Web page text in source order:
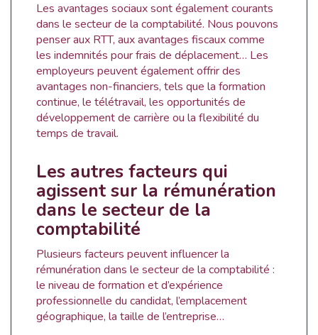
Les avantages sociaux sont également courants
dans le secteur de la comptabilité. Nous pouvons
penser aux RTT, aux avantages fiscaux comme
les indemnités pour frais de déplacement… Les
employeurs peuvent également offrir des
avantages non-financiers, tels que la formation
continue, le télétravail, les opportunités de
développement de carrière ou la flexibilité du
temps de travail.
Les autres facteurs qui
agissent sur la rémunération
dans le secteur de la
comptabilité
Plusieurs facteurs peuvent influencer la
rémunération dans le secteur de la comptabilité :
le niveau de formation et d’expérience
professionnelle du candidat, l’emplacement
géographique, la taille de l’entreprise…